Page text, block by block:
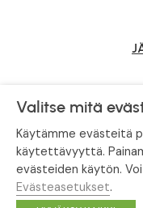
Valitse mitä
Käytämme evästeitä
käytettävyyttä.
evästeiden käytön.
Evästeasetukset.